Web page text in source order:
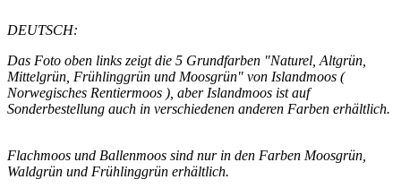
DEUTSCH:
Das Foto oben links zeigt die 5 Grundfarben "Naturel, Altgrün,
Mittelgrün, Frühlinggrün und Moosgrün" von Islandmoos (
Norwegisches Rentiermoos ), aber Islandmoos ist auf
Sonderbestellung auch in verschiedenen anderen Farben erhältlich.
Flachmoos und Ballenmoos sind nur in den Farben Moosgrün,
Waldgrün und Frühlinggrün erhältlich.